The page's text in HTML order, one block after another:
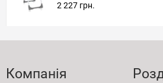
2 227 грн.
Компанія